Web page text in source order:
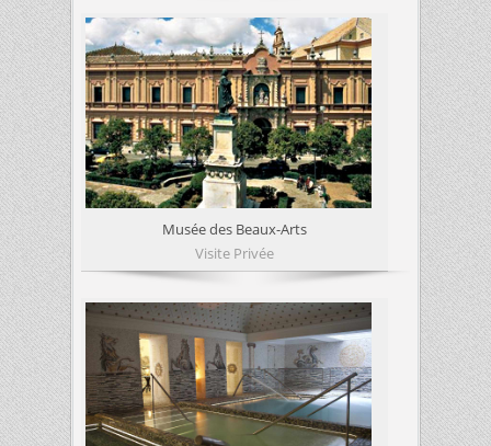
Musée des Beaux-Arts
Visite Privée